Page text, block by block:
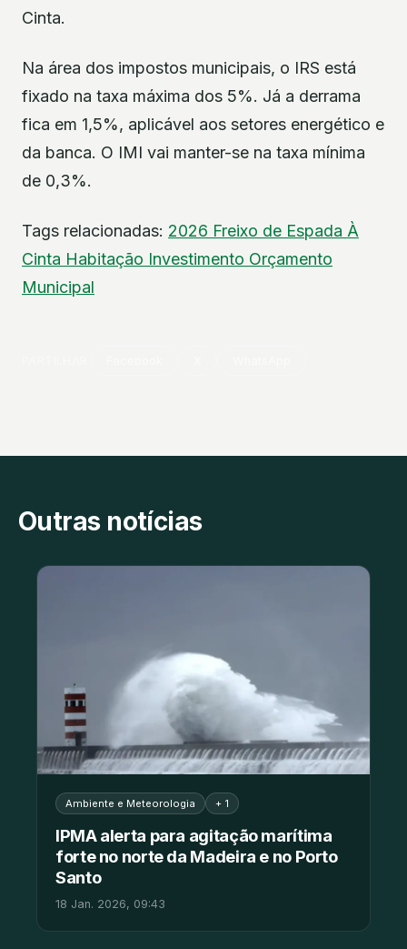
Cinta.
Na área dos impostos municipais, o IRS está
fixado na taxa máxima dos 5%. Já a derrama
fica em 1,5%, aplicável aos setores energético e
da banca. O IMI vai manter-se na taxa mínima
de 0,3%.
Tags relacionadas: 2026 Freixo de Espada À
Cinta Habitação Investimento Orçamento
Municipal
Outras notícias
Ambiente e Meteorologia + 1
IPMA alerta para agitação marítima
forte no norte da Madeira e no Porto
Santo
18 Jan. 2026, 09:43